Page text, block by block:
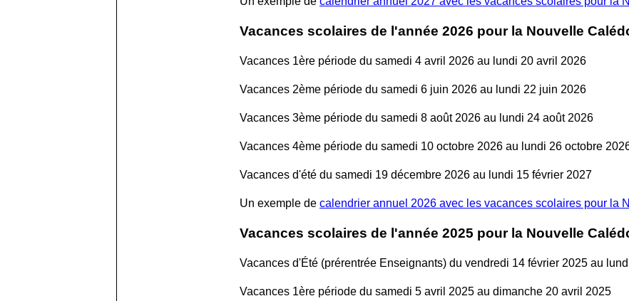
Vacances scolaires de l'année 2026 pour la Nouvelle
Vacances 1ère période du samedi 4 avril 2026 au lundi 20 avril 2026
Vacances 2ème période du samedi 6 juin 2026 au lundi 22 juin 2026
Vacances 3ème période du samedi 8 août 2026 au lundi 24 août 2026
Vacances 4ème période du samedi 10 octobre 2026 au lundi 26 octobre
Vacances d'été du samedi 19 décembre 2026 au lundi 15 février 2027
Un exemple de calendrier annuel 2026 avec les vacances scolaires pour la
Vacances scolaires de l'année 2025 pour la Nouvelle
Vacances d'Été (prérentrée Enseignants) du vendredi 14 février 2025 au
Vacances 1ère période du samedi 5 avril 2025 au dimanche 20 avril 2025